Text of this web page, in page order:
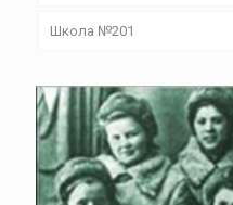
Школа №201